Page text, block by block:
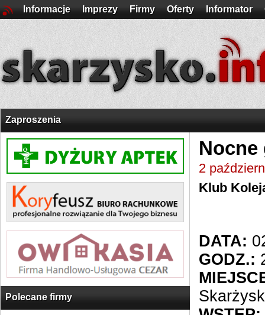
Informacje Imprezy Firmy Oferty Informator
Zaproszenia
Polecane firmy
2
Klub
DATA:
GODZ.: